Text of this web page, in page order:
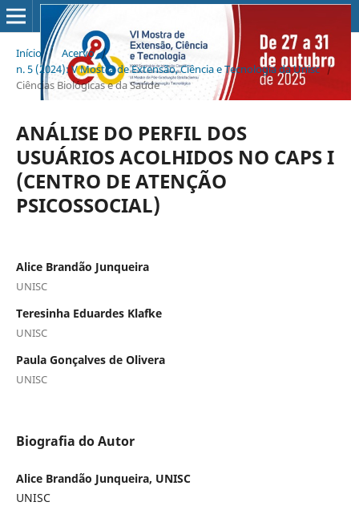
Início / Acervo /
n. 5 (2024): V Mostra de Extensão, Ciência e Tecnologia da Unisc /
Ciências Biológicas e da Saúde
ANÁLISE DO PERFIL DOS
USUÁRIOS ACOLHIDOS NO CAPS I
(CENTRO DE ATENÇÃO
PSICOSSOCIAL)
Alice Brandão Junqueira
UNISC
Teresinha Eduardes Klafke
UNISC
Paula Gonçalves de Olivera
UNISC
Biografia do Autor
Alice Brandão Junqueira, UNISC
UNISC